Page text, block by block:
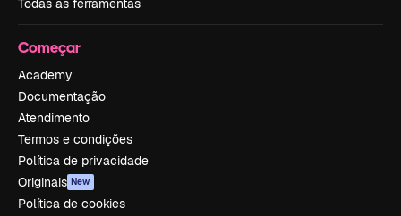
Todas as ferramentas
Começar
Academy
Documentação
Atendimento
Termos e condições
Política de privacidade
Originais New
Política de cookies